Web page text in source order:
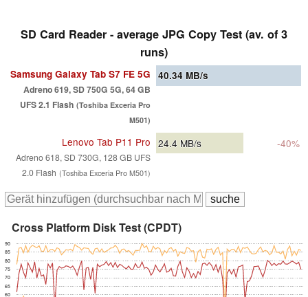
SD Card Reader - average JPG Copy Test (av. of 3
runs)
Samsung Galaxy Tab S7 FE 5G
Adreno 619, SD 750G 5G, 64 GB
UFS 2.1 Flash (Toshiba Exceria Pro
M501)
40.34 MB/s
Lenovo Tab P11 Pro
Adreno 618, SD 730G, 128 GB UFS
2.0 Flash (Toshiba Exceria Pro M501)
24.4 MB/s -40%
Cross Platform Disk Test (CPDT)
60
65
70
75
80
85
90